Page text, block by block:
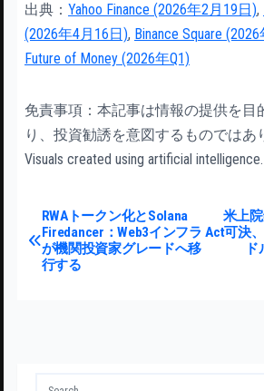
出典： Yahoo Finance (2026年2月19日),
(2026年4月16日), Binance Square
Future of Money (2026年Q1)
免責事項：本記事は情報の提供を目
り、投資勧誘を意図するものではあ
Visuals created using artificial intelligence.
投稿ナビゲーシ
米上
Act可決
RWAトークン化とSolana
Firedancer：Web3インフラ
が機関投資家グレードへ移
行する